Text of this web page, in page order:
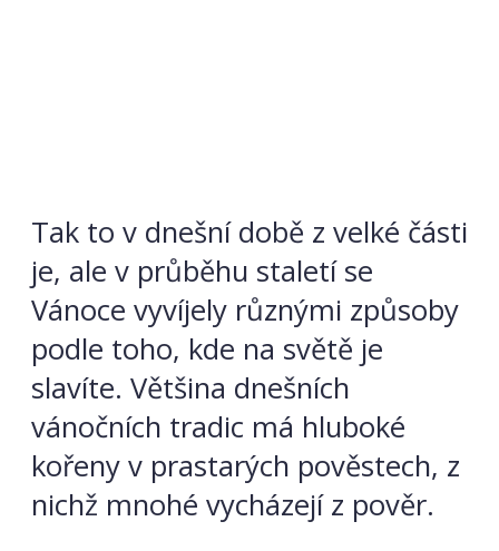
Tak to v dnešní době z velké části
je, ale v průběhu staletí se
Vánoce vyvíjely různými způsoby
podle toho, kde na světě je
slavíte. Většina dnešních
vánočních tradic má hluboké
kořeny v prastarých pověstech, z
nichž mnohé vycházejí z pověr.